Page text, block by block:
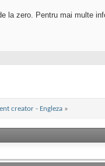
la zero. Pentru mai multe
creator - Engleza »